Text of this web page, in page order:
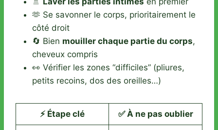
🫶 Se savonner le corps, prioritairement le
côté droit
🔄 Bien mouiller chaque partie du corps,
cheveux compris
👀 Vérifier les zones “difficiles” (pliures,
petits recoins, dos des oreilles…)
⚡ Étape clé ✅ À ne pas oublier